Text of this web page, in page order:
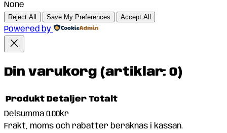
None
Reject All Save My Preferences Accept All
Powered by
Din varukorg (artiklar: 0)
Produkter
Produkt Detaljer Totalt
Delsumma 0.00kr
Frakt, moms och rabatter beräknas i kassan.